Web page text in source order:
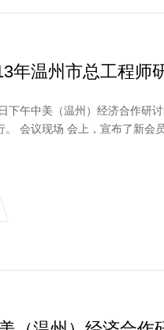
年温州市总工程师
午中美（温州）经济合作研讨
作2013年